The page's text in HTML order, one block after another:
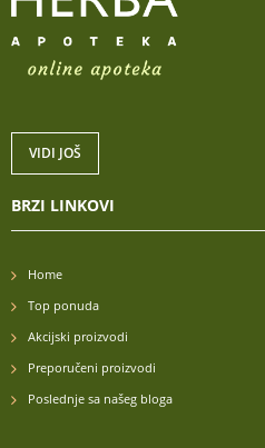
VIDI JOŠ
BRZI LINKOVI
Home
Top ponuda
Akcijski proizvodi
Preporučeni proizvodi
Poslednje sa našeg bloga